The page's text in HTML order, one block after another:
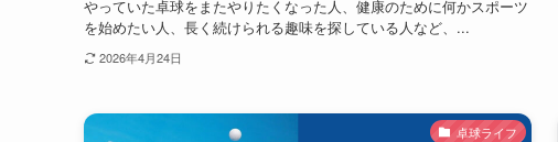
やっていた卓球をまたやりたくなった人、健康のために何かスポーツ
を始めたい人、長く続けられる趣味を探している人など、...
2026年4月24日
卓球ライフ